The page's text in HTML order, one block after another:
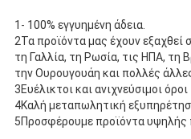
1- 100% εγγυημένη άδεια.
2Τα προϊόντα μας έχουν εξαχθεί
τη Γαλλία, τη Ρωσία, τις ΗΠΑ, τη
την Ουρουγουάη και πολλές
3Ευέλικτοι και ανιχνεύσιμοι
4Καλή μεταπωλητική
5Προσφέρουμε προϊόντα υψηλής